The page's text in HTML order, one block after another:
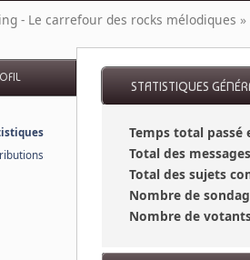
- Le carrefour des rocks mélodiques »
STATISTIQUES
Temps total passé
Total des
Total des sujets
Nombre de
Nombre de